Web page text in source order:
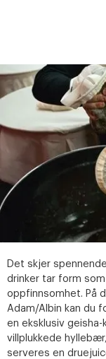
Det skjer
drinker tar form
oppfinnsomhet. På
Adam/Albin kan du
en eksklusiv
villplukkede
serveres en